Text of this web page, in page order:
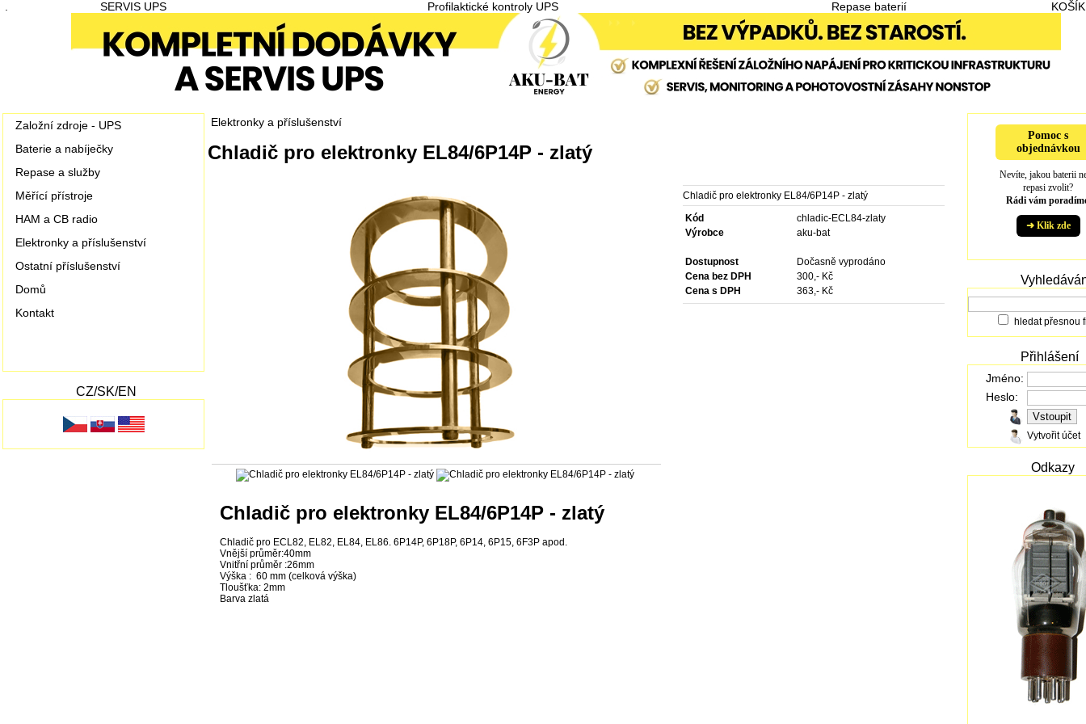
SERVIS UPS Profilaktické kontroly UPS Repase baterií KOŠÍK
Založní zdroje - UPS
Baterie a nabíječky
Repase a služby
Měřící přístroje
HAM a CB radio
Elektronky a příslušenství
Ostatní příslušenství
Domů
Kontakt
CZ/SK/EN
Elektronky a příslušenství
Chladič pro elektronky EL84/6P14P - zlatý
Chladič pro elektronky EL84/6P14P - zlatý
Kód
chladic-ECL84-zlaty
Výrobce
aku-bat
Dostupnost
Dočasně vyprodáno
Cena bez DPH
300,- Kč
Cena s DPH
363,- Kč
Chladič pro elektronky EL84/6P14P - zlatý
Chladič pro ECL82, EL82, EL84, EL86. 6P14P, 6P18P, 6P14, 6P15, 6F3P apod.
Vnější průměr:40mm
Vnitřní průměr :26mm
Výška : 60 mm (celková výška)
Tloušťka: 2mm
Barva zlatá
Pomoc s
objednávkou
Nevíte, jakou baterii
repasi zvolit?
Rádi vám
➜ Klik zde
hledat přesnou
Přihlášení
Jméno:
Heslo:
Vytvořit účet
Odkazy